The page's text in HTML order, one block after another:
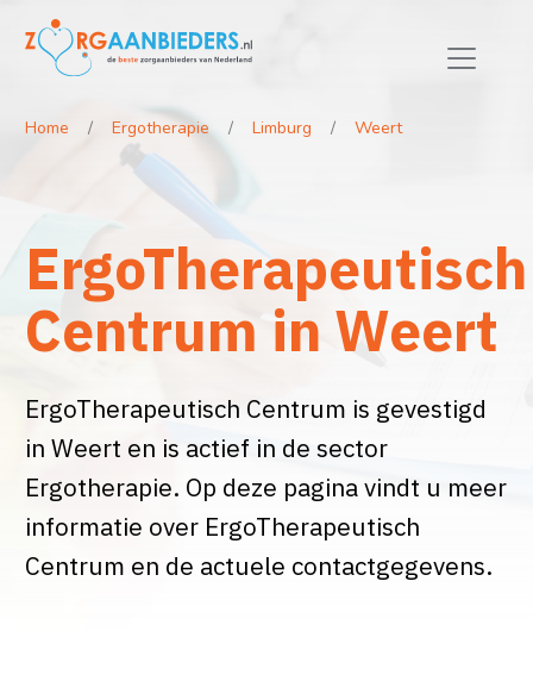
Home Ergotherapie Limburg Weert
ErgoTherapeutisch
Centrum in Weert
ErgoTherapeutisch Centrum is gevestigd
in Weert en is actief in de sector
Ergotherapie. Op deze pagina vindt u meer
informatie over ErgoTherapeutisch
Centrum en de actuele contactgegevens.